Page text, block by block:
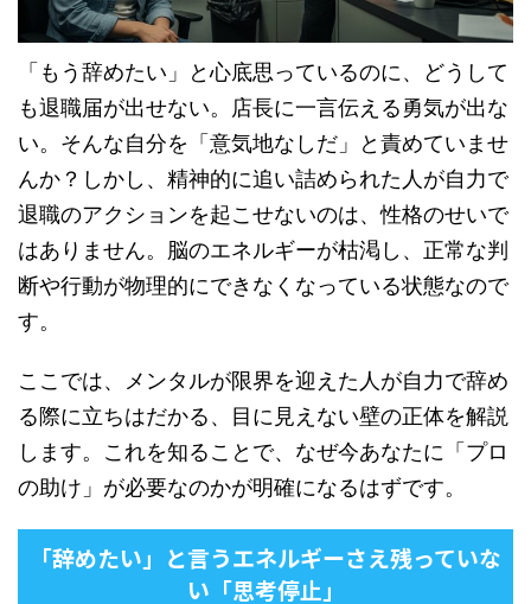
「もう辞めたい」と心底思っているのに、どうして
も退職届が出せない。店長に一言伝える勇気が出な
い。そんな自分を「意気地なしだ」と責めていませ
んか？しかし、精神的に追い詰められた人が自力で
退職のアクションを起こせないのは、性格のせいで
はありません。脳のエネルギーが枯渇し、正常な判
断や行動が物理的にできなくなっている状態なので
す。
ここでは、メンタルが限界を迎えた人が自力で辞め
る際に立ちはだかる、目に見えない壁の正体を解説
します。これを知ることで、なぜ今あなたに「プロ
の助け」が必要なのかが明確になるはずです。
「辞めたい」と言うエネルギーさえ残っていな
い「思考停止」